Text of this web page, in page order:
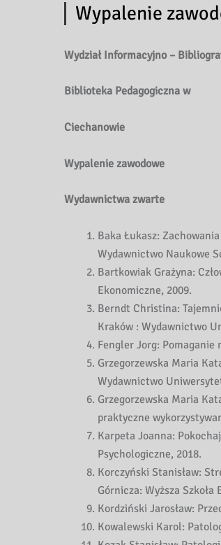
Wypalenie
Wydział Informacyjno –
Biblioteka Pedagogiczna w
Ciechanowie
Wypalenie zawodowe
Wydawnictwa zwarte
Baka Łukasz:
Wydawnictwo Naukowe
Bartkowiak Grażyna:
Ekonomiczne, 2009.
Berndt Christina:
Kraków : Wydawnictwo
Fengler Jorg: Pomaganie
Grzegorzewska Maria
Wydawnictwo
Grzegorzewska Maria
praktyczne
Karpeta Joanna:
Psychologiczne, 2018.
Korczyński Stanisław:
Górnicza: Wyższa Szkoła
Kordziński Jarosław:
Kowalewski Karol: